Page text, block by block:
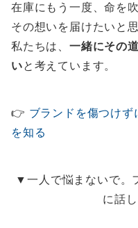
在庫にもう一度、命を
その想いを届けたいと
私たちは、 一緒にその
いと考えています。
👉 ブランドを傷つけ
を知る
▼一人で悩まないで。
に話